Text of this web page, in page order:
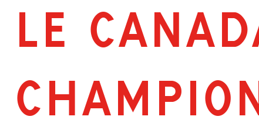
LE